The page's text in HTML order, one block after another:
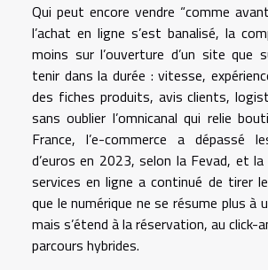
Qui peut encore vendre “comme
l’achat en ligne s’est banalisé, la
moins sur l’ouverture d’un site que
tenir dans la durée : vitesse,
des fiches produits, avis clients,
sans oublier l’omnicanal qui relie
France, l’e-commerce a dépassé
d’euros en 2023, selon la Fevad, et
services en ligne a continué de tirer
que le numérique ne se résume plus à
mais s’étend à la réservation, au click-
parcours hybrides.